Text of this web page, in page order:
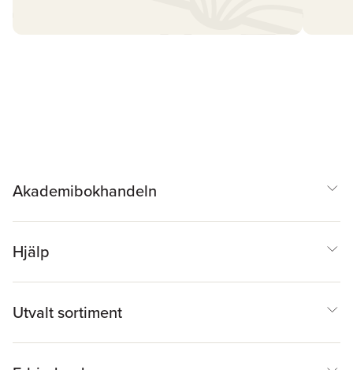
Akademibokhandeln
Hjälp
Utvalt sortiment